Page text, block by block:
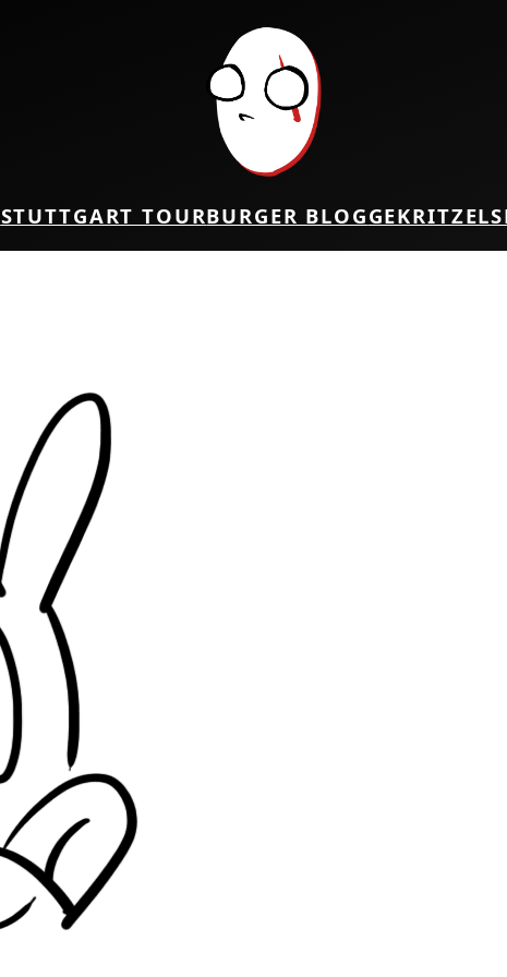
STUTTGART TOURBURGER BLOGGEKRITZEL